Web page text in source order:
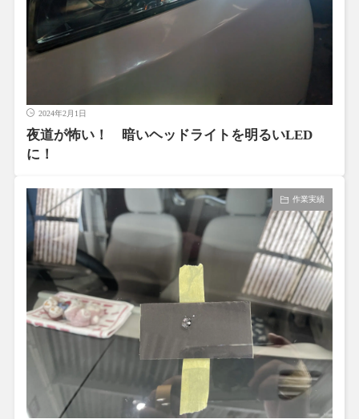
2024年2月1日
夜道が怖い！ 暗いヘッドライトを明るいLED
に！
作業実績